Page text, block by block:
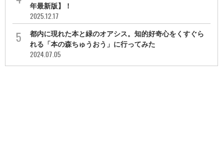
年最新版】！
2025.12.17
都内に現れた本と緑のオアシス。知的好奇心をくすぐら
れる「本の森ちゅうおう」に行ってみた
2024.07.05